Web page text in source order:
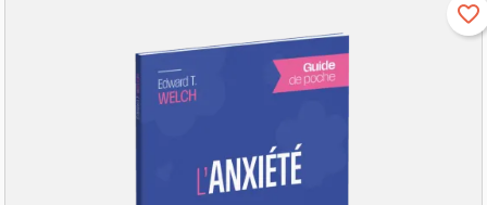
favorite_border